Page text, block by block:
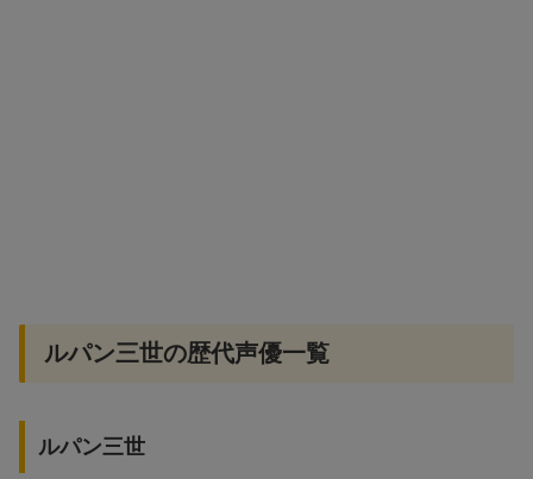
ルパン三世の歴代声優一覧
ルパン三世